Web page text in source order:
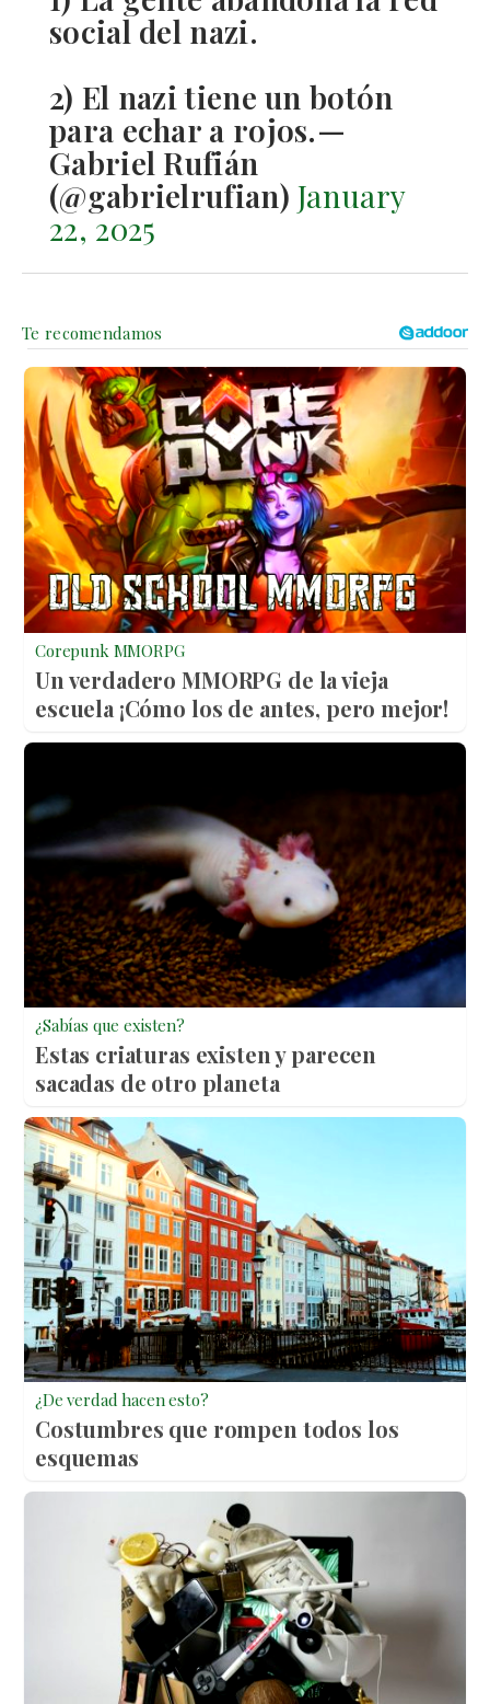
social del nazi.
2) El nazi tiene un botón
para echar a rojos.—
Gabriel Rufián
(@gabrielrufian)January
22, 2025
Corepunk MMORPG
Un verdadero MMORPG de la vieja
escuela ¡Cómo los de antes, pero mejor!
¿Sabías que existen?
Estas criaturas existen y parecen
sacadas de otro planeta
¿De verdad hacen esto?
Costumbres que rompen todos los
esquemas